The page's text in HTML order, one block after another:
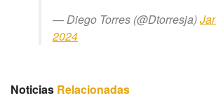
— Diego Torres (@Dtorresja)
2024
Noticias Relacionadas